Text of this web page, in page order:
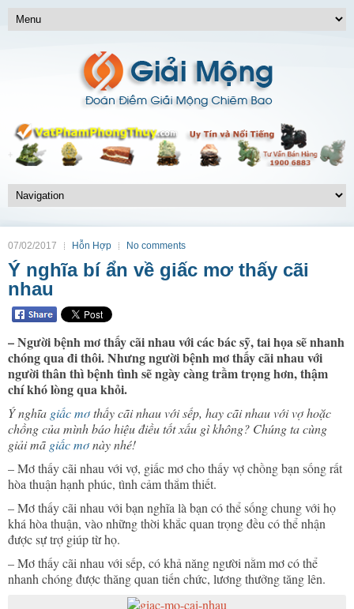
07/02/2017 Hỗn Hợp No comments
Ý nghĩa bí ẩn về giấc mơ thấy cãi
nhau
– Người bệnh mơ thấy cãi nhau với các bác sỹ, tai họa sẽ nhanh
chóng qua đi thôi. Nhưng người bệnh mơ thấy cãi nhau với
người thân thì bệnh tình sẽ ngày càng trầm trọng hơn, thậm
chí khó lòng qua khỏi.
Ý nghĩa giấc mơthấy cãi nhau với sếp, hay cãi nhau với vợ hoặc
chồng của mình báo hiệu điều tốt xấu gì không? Chúng ta cùng
giải mã giấc mơnày nhé!
– Mơ thấy cãi nhau với vợ, giấc mơ cho thấy vợ chồng bạn sống rất
hòa thuận hạnh phúc, tình cảm thắm thiết.
– Mơ thấy cãi nhau với bạn nghĩa là bạn có thể sống chung với họ
khá hòa thuận, vào những thời khắc quan trọng đều có thể nhận
được sự trợ giúp từ họ.
– Mơ thấy cãi nhau với sếp, có khả năng người nằm mơ có thể
nhanh chóng được thăng quan tiến chức, lương thưởng tăng lên.